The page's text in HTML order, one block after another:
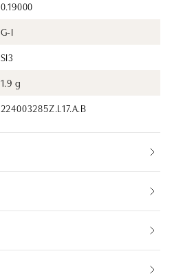
0.19000
G-I
SI3
1.9 g
224003285Z.L17.A.B